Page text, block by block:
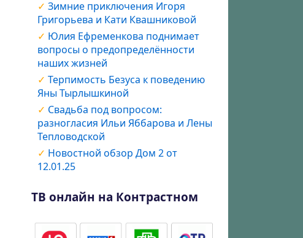
Зимние приключения Игоря
Григорьева и Кати Квашниковой
Юлия Ефременкова поднимает
вопросы о предопределённости
наших жизней
Терпимость Безуса к поведению
Яны Тырлышкиной
Свадьба под вопросом:
разногласия Ильи Яббарова и Лены
Тепловодской
Новостной обзор Дом 2 от
12.01.25
ТВ онлайн на Контрастном